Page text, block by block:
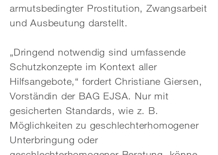
armutsbedingter Prostitution, Zwangsarbeit
und Ausbeutung darstellt.
„Dringend notwendig sind umfassende
Schutzkonzepte im Kontext aller
Hilfsangebote,“ fordert Christiane Giersen,
Vorständin der BAG EJSA. Nur mit
gesicherten Standards, wie z. B.
Möglichkeiten zu geschlechterhomogener
Unterbringung oder